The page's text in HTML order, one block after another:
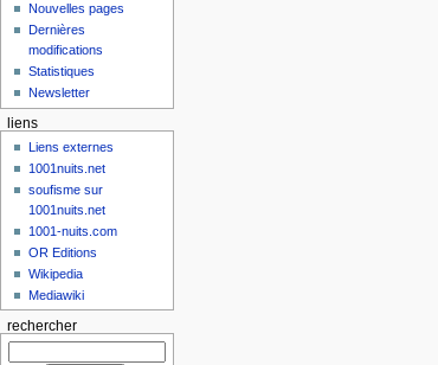
Nouvelles pages
Dernières
modifications
Statistiques
Newsletter
liens
Liens externes
1001nuits.net
soufisme sur
1001nuits.net
1001-nuits.com
OR Editions
Wikipedia
Mediawiki
rechercher